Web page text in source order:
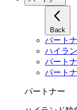
Back
パート
ハイラ
パート
パート
パートナー